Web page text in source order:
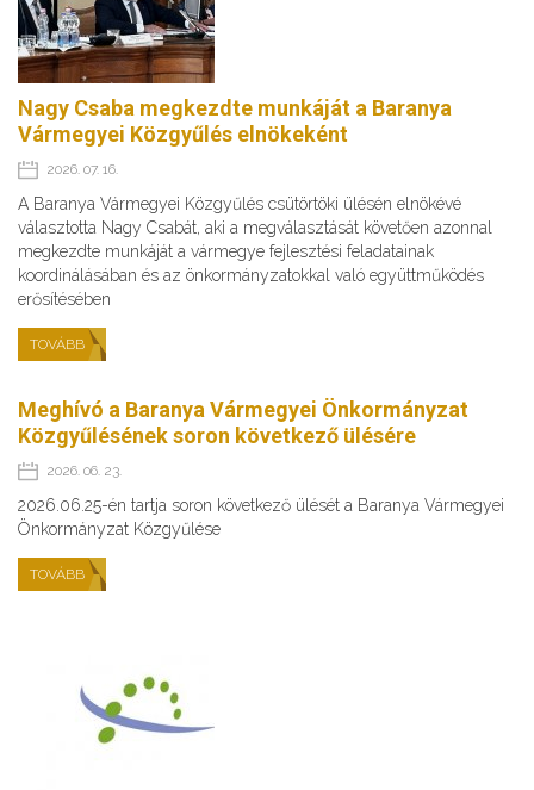
Nagy Csaba megkezdte munkáját a Baranya
Vármegyei Közgyűlés elnökeként
2026. 07. 16.
A Baranya Vármegyei Közgyűlés csütörtöki ülésén elnökévé
választotta Nagy Csabát, aki a megválasztását követően azonnal
megkezdte munkáját a vármegye fejlesztési feladatainak
koordinálásában és az önkormányzatokkal való együttműködés
erősítésében
TOVÁBB
Meghívó a Baranya Vármegyei Önkormányzat
Közgyűlésének soron következő ülésére
2026. 06. 23.
2026.06.25-én tartja soron következő ülését a Baranya Vármegyei
Önkormányzat Közgyűlése
TOVÁBB